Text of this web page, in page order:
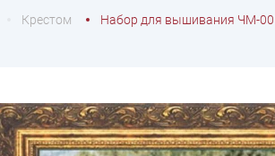
Крестом Набор для вышивания ЧМ-